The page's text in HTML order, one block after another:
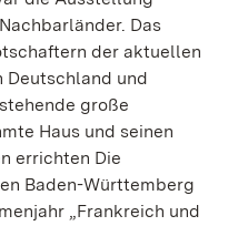
Das
der aktuellen
Deutschland und
große
Haus und seinen
errichten Die
Baden-Württemberg
„Frankreich und